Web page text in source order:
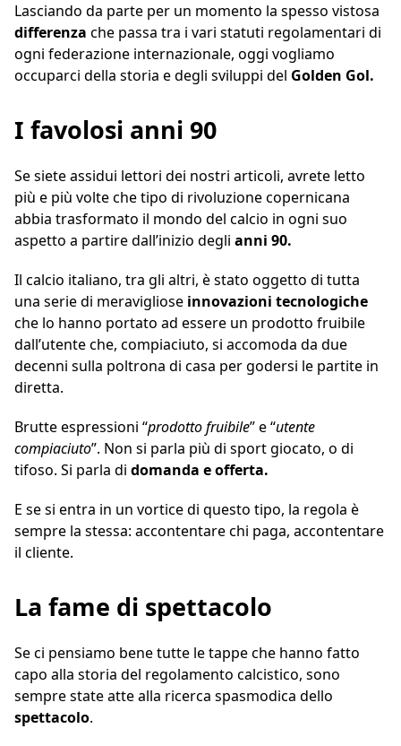
Lasciando da parte per un momento la spesso vistosa
differenza che passa tra i vari statuti regolamentari di
ogni federazione internazionale, oggi vogliamo
occuparci della storia e degli sviluppi del Golden Gol.
I favolosi anni 90
Se siete assidui lettori dei nostri articoli, avrete letto
più e più volte che tipo di rivoluzione copernicana
abbia trasformato il mondo del calcio in ogni suo
aspetto a partire dall’inizio degli anni 90.
Il calcio italiano, tra gli altri, è stato oggetto di tutta
una serie di meravigliose innovazioni tecnologiche
che lo hanno portato ad essere un prodotto fruibile
dall’utente che, compiaciuto, si accomoda da due
decenni sulla poltrona di casa per godersi le partite in
diretta.
Brutte espressioni “prodotto fruibile” e “utente
compiaciuto”. Non si parla più di sport giocato, o di
tifoso. Si parla di domanda e offerta.
E se si entra in un vortice di questo tipo, la regola è
sempre la stessa: accontentare chi paga, accontentare
il cliente.
La fame di spettacolo
Se ci pensiamo bene tutte le tappe che hanno fatto
capo alla storia del regolamento calcistico, sono
sempre state atte alla ricerca spasmodica dello
spettacolo.